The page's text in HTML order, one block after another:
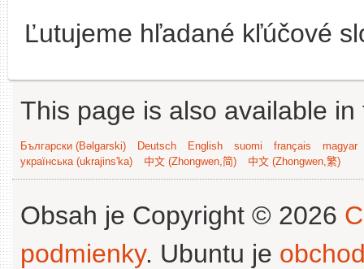
Ľutujeme hľadané kľúčové
This page is also available
Български (Bəlgarski) Deutsch English suomi français
magyar
українська (ukrajins'ka)
中文 (Zhongwen,简) 中文 (Zhongwen,繁)
Obsah je Copyright © 2026
podmienky. Ubuntu je